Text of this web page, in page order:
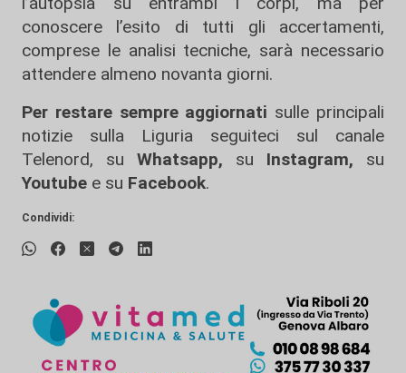
conoscere l’esito di tutti gli accertamenti,
comprese le analisi tecniche, sarà necessario
attendere almeno novanta giorni.
Per restare sempre aggiornati sulle principali
notizie sulla Liguria seguiteci sul canale
Telenord, su
Whatsapp, su Instagram, su
Youtube e su Facebook.
Condividi: